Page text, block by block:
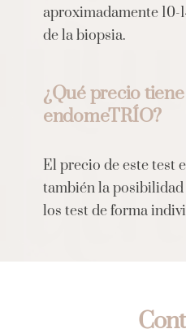
aproximadamente 10-
de la biopsia.
¿Qué precio
endomeTRÍO?
El precio de este test
también la
los test de forma